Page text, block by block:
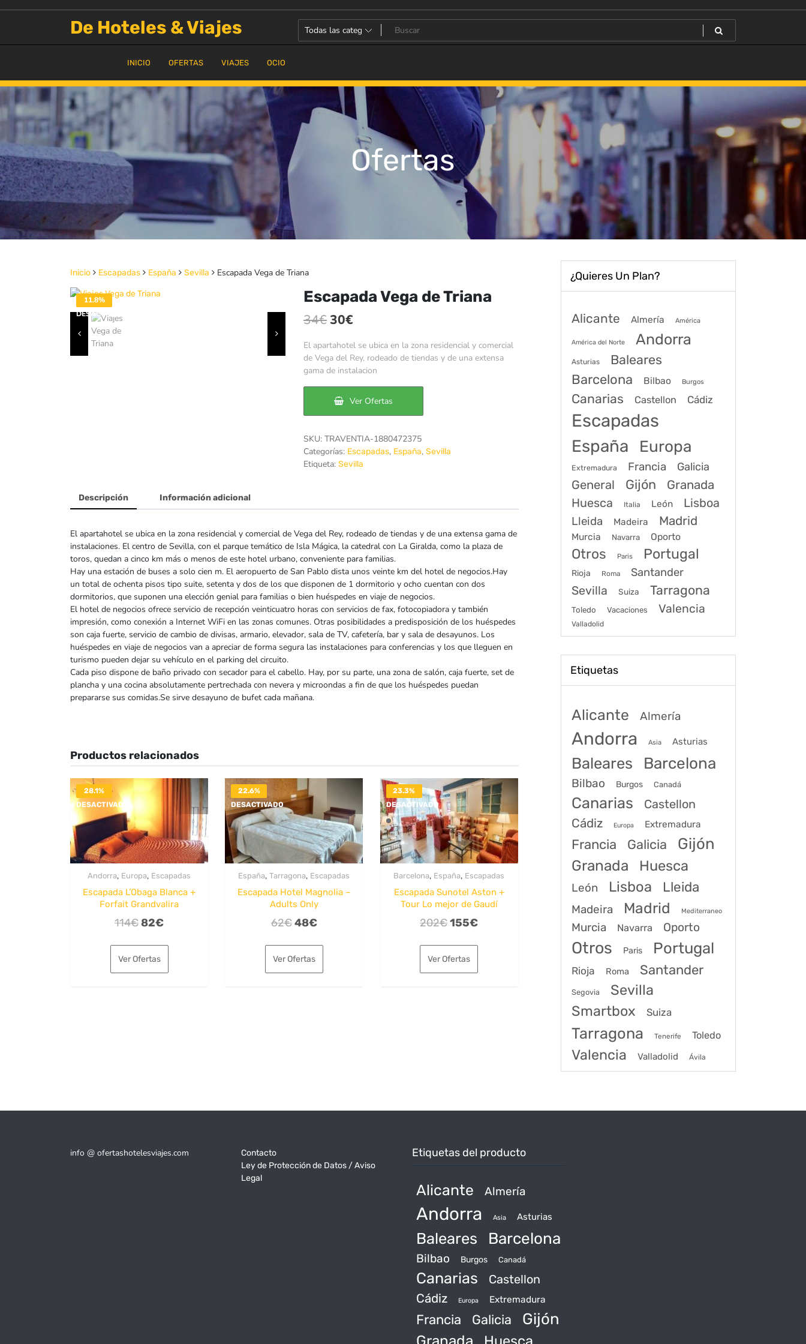
De Hoteles & Viajes
INICIO OFERTAS VIAJES OCIO
Ofertas
Inicio Escapadas España Sevilla Escapada Vega de Triana
11.8%
DESACTIVADO
Escapada Vega de Triana
34€ El
precio
original
era:
34€.
30€El
precio
actual
es:
30€.
El apartahotel se ubica en la zona residencial y comercial
de Vega del Rey, rodeado de tiendas y de una extensa
gama de instalacion
Ver Ofertas
SKU: TRAVENTIA-1880472375
Categorías: Escapadas, España, Sevilla
Etiqueta: Sevilla
Descripción Información adicional
El apartahotel se ubica en la zona residencial y comercial de Vega del Rey, rodeado de tiendas y de una extensa gama de
instalaciones. El centro de Sevilla, con el parque temático de Isla Mágica, la catedral con La Giralda, como la plaza de
toros, quedan a cinco km más o menos de este hotel urbano, conveniente para familias.
Hay una estación de buses a solo cien m. El aeropuerto de San Pablo dista unos veinte km del hotel de negocios.Hay
un total de ochenta pisos tipo suite, setenta y dos de los que disponen de 1 dormitorio y ocho cuentan con dos
dormitorios, que suponen una elección genial para familias o bien huéspedes en viaje de negocios.
El hotel de negocios ofrece servicio de recepción veinticuatro horas con servicios de fax, fotocopiadora y también
impresión, como conexión a Internet WiFi en las zonas comunes. Otras posibilidades a predisposición de los huéspedes
son caja fuerte, servicio de cambio de divisas, armario, elevador, sala de TV, cafetería, bar y sala de desayunos. Los
huéspedes en viaje de negocios van a apreciar de forma segura las instalaciones para conferencias y los que lleguen en
turismo pueden dejar su vehículo en el parking del circuito.
Cada piso dispone de baño privado con secador para el cabello. Hay, por su parte, una zona de salón, caja fuerte, set de
plancha y una cocina absolutamente pertrechada con nevera y microondas a fin de que los huéspedes puedan
prepararse sus comidas.Se sirve desayuno de bufet cada mañana.
Productos relacionados
28.1%
DESACTIVADO
Andorra, Europa, Escapadas
Escapada L’Obaga Blanca +
Forfait Grandvalira
114€El
original
era:
82€El
es:
Ver Ofertas
22.6%
DESACTIVADO
España,Tarragona, Escapadas
Escapada Hotel Magnolia –
Adults Only
62€El
original
era:
48€El
es:
Ver Ofertas
23.3%
DESACTIVADO
Barcelona, España, Escapadas
Escapada Sunotel Aston +
Tour Lo mejor de Gaudí
202€El
original
era:
155€El
es:
Ver Ofertas
¿Quieres Un Plan?
Alicante Almería América
América del Norte Andorra
Asturias Baleares
Barcelona Bilbao Burgos
Canarias Castellon Cádiz
Escapadas
España Europa
Extremadura Francia Galicia
General Gijón
Granada
Huesca
Italia León Lisboa
Lleida Madeira Madrid
Murcia Navarra Oporto
Otros Paris Portugal
Rioja Roma Santander
Sevilla Suiza Tarragona
Toledo Vacaciones Valencia
Valladolid
Etiquetas
Alicante Almería
Andorra Asia Asturias
Baleares Barcelona
Bilbao Burgos Canadá
Canarias
Castellon
Cádiz
Europa Extremadura
Francia Galicia Gijón
Granada Huesca
León Lisboa Lleida
Madeira Madrid Mediterraneo
Murcia Navarra Oporto
Otros Paris Portugal
Rioja Roma Santander
Segovia
Sevilla
Smartbox
Suiza
Tarragona Tenerife Toledo
Valencia Valladolid Ávila
info @ ofertashotelesviajes.com
Contacto
Ley de Protección de Datos / Aviso
Legal
Etiquetas del producto
Alicante Almería
Andorra Asia Asturias
Baleares Barcelona
Bilbao Burgos Canadá
Canarias
Castellon
Cádiz
Europa Extremadura
Francia Galicia Gijón